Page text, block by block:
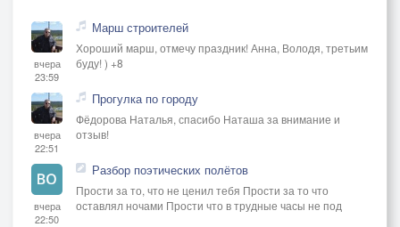
вчера
23:59
Марш строителей
Хороший марш, отмечу праздник! Анна, Володя, третьим
буду! ) +8
вчера
22:51
Прогулка по городу
Фёдорова Наталья, спасибо Наташа за внимание и
отзыв!
вчера
22:50
Разбор поэтических полётов
Прости за то, что не ценил тебя Прости за то что
оставлял ночами Прости что в трудные часы не под